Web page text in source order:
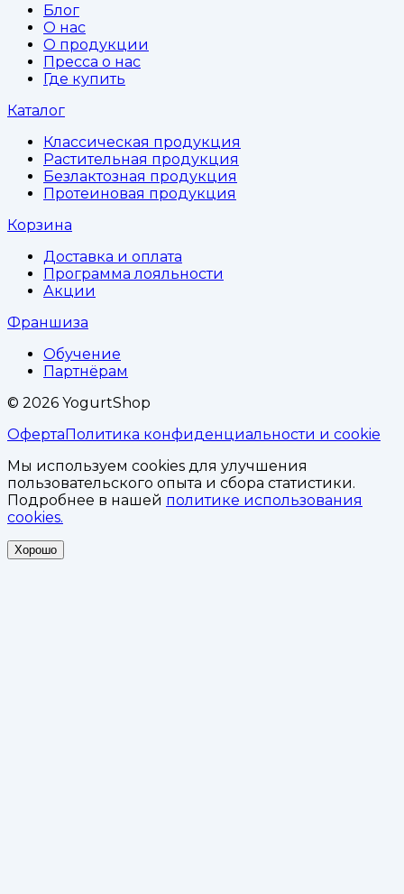
Блог
О нас
О продукции
Пресса о нас
Где купить
Каталог
Классическая продукция
Растительная продукция
Безлактозная продукция
Протеиновая продукция
Корзина
Доставка и оплата
Программа лояльности
Акции
Франшиза
Обучение
Партнёрам
© 2026 YogurtShop
ОфертаПолитика конфиденциальности и cookie
Мы используем cookies для улучшения
пользовательского опыта и сбора статистики.
Подробнее в нашей политике использования
cookies.
Хорошо